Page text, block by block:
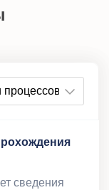
сведения